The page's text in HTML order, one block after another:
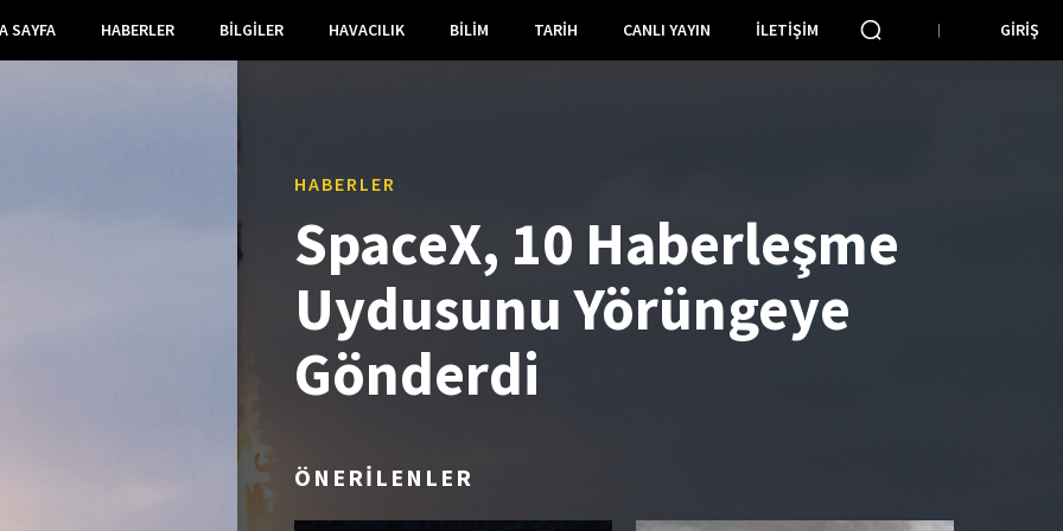
SAYFA HABERLER BILGILER HAVACILIK BILIM TARIH CANLI YAYIN İLETIŞIM GIRIŞ
HABERLER
SpaceX, 10 Haberleşme
Uydusunu Yörüngeye
Gönderdi
ÖNERİLENLER